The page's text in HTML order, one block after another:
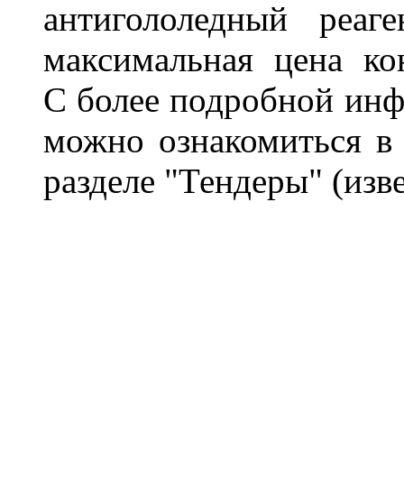
антигололедный
максимальная цена
С более подробной
можно ознакомиться в
разделе "Тендеры"